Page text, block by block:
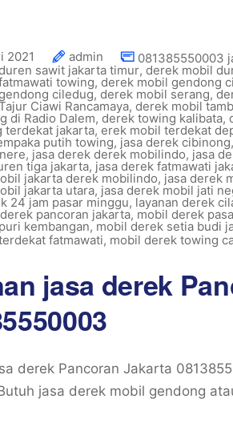
2021 admin 081385550003
sawit jakarta timur, derek mobil
towing, derek mobil gendong
ciledug, derek mobil serang,
Ciawi Rancamaya, derek mobil
di Radio Dalem, derek towing kalibata,
terdekat jakarta, erek mobil terdekat
putih towing, jasa derek cibinong,
, jasa derek derek mobilindo, jasa
tiga jakarta, jasa derek fatmawati
jakarta derek mobilindo, jasa derek
jakarta utara, jasa derek mobil jati
24 jam pasar minggu, layanan derek
pancoran jakarta, mobil derek
kembangan, mobil derek setia budi
fatmawati, mobil derek towing
jasa derek
derek Pancoran Jakarta
jasa derek mobil gendong